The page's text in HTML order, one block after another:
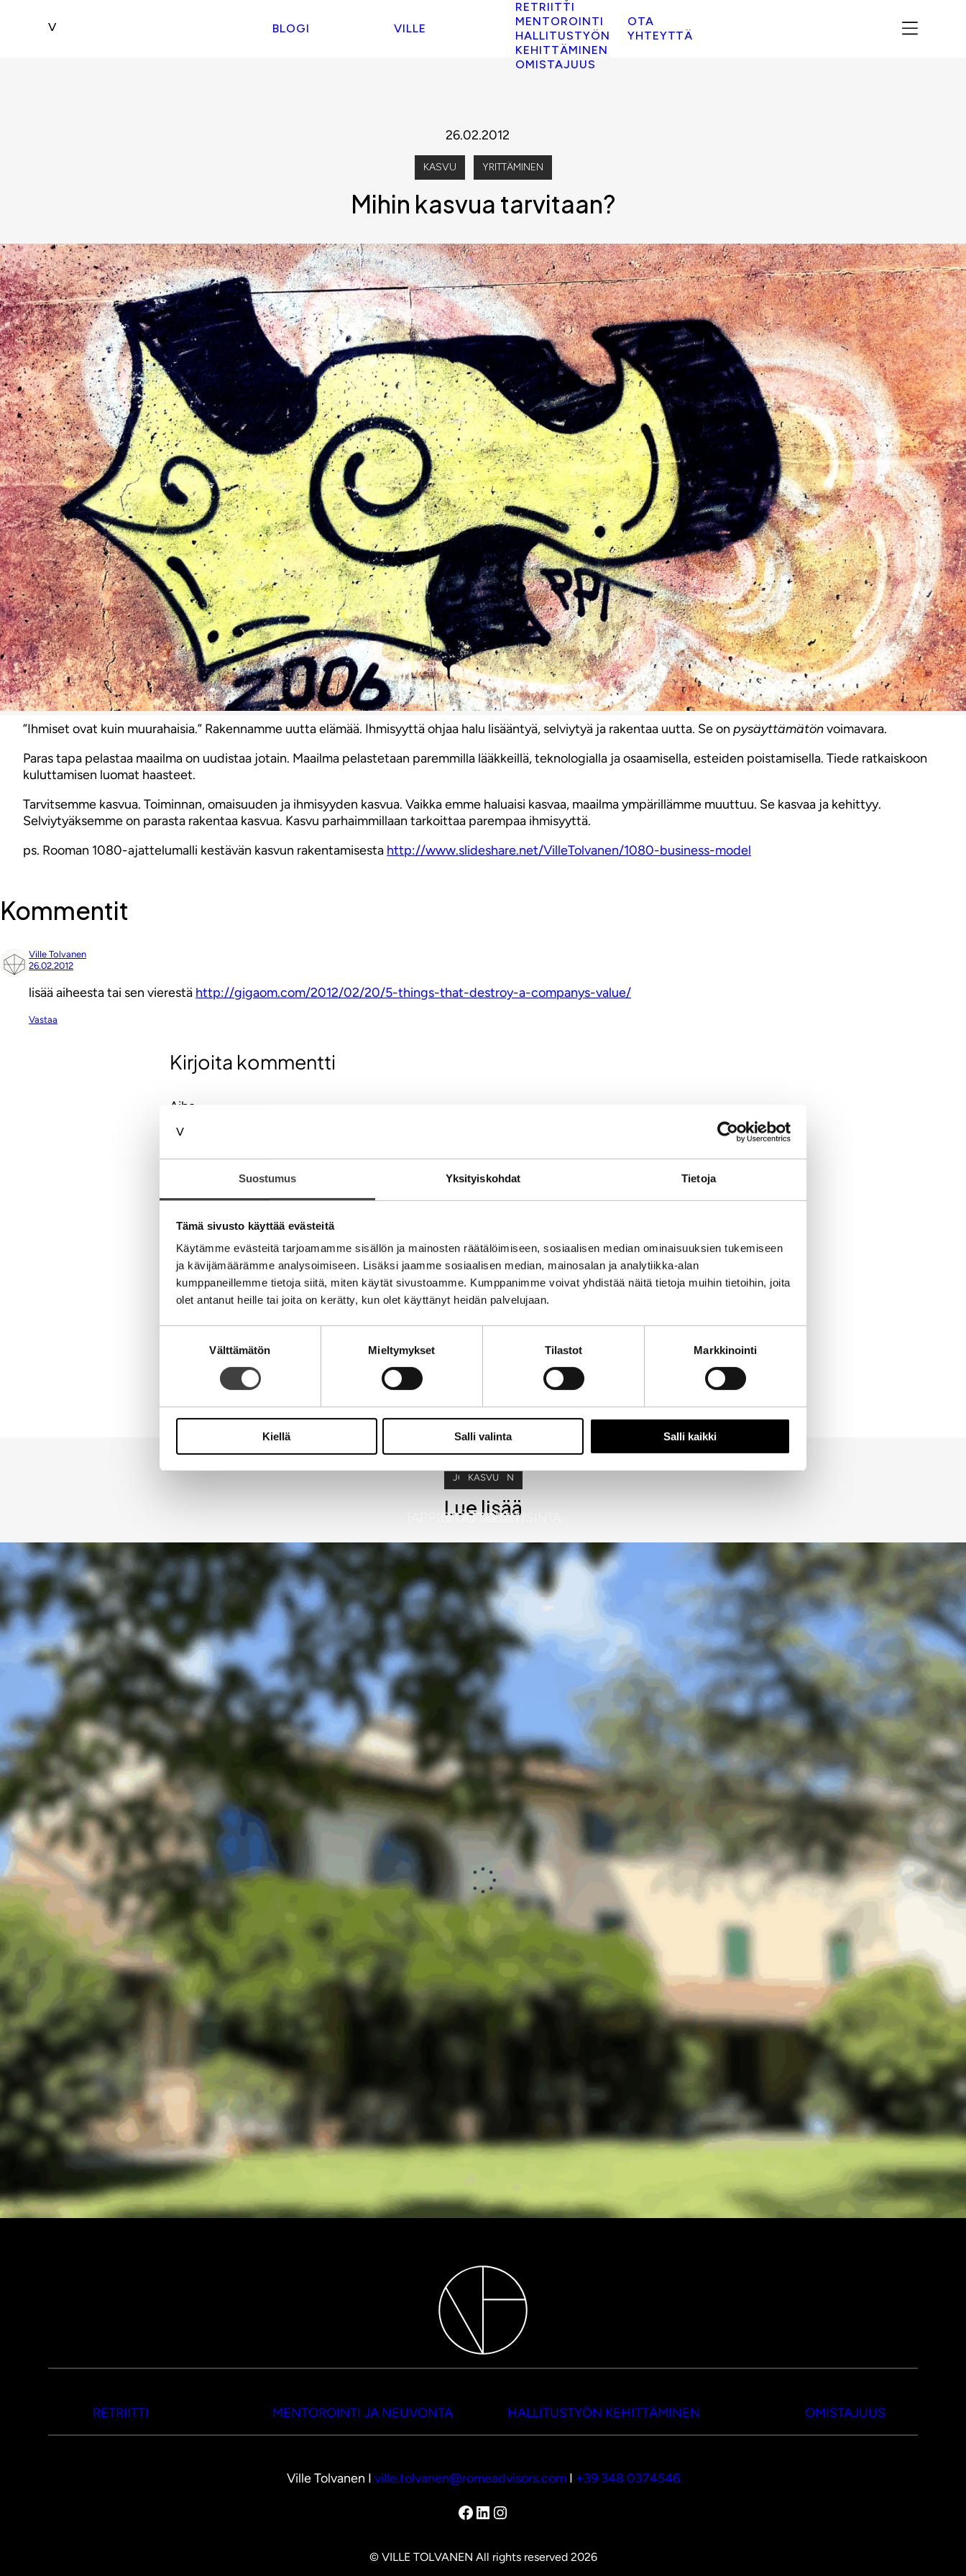
Suostumus Yksityiskohdat Tietoja
Tämä sivusto käyttää evästeitä
Käytämme evästeitä tarjoamamme sisällön ja mainosten räätälöimiseen, sosiaalisen median ominaisuuksien tukemiseen
ja kävijämäärämme analysoimiseen. Lisäksi jaamme sosiaalisen median, mainosalan ja analytiikka-alan
kumppaneillemme tietoja siitä, miten käytät sivustoamme. Kumppanimme voivat yhdistää näitä tietoja muihin tietoihin, joita
olet antanut heille tai joita on kerätty, kun olet käyttänyt heidän palvelujaan.
Välttämätön Mieltymykset Tilastot Markkinointi
Kiellä Salli valinta Salli kaikki
BLOGI VILLE
RETRIITTI
MENTOROINTI
HALLITUSTYÖN
KEHITTÄMINEN
OMISTAJUUS
OTA
YHTEYTTÄ
26.02.2012
KASVU YRITTÄMINEN
Mihin kasvua tarvitaan?
”Ihmiset ovat kuin muurahaisia.” Rakennamme uutta elämää. Ihmisyyttä ohjaa halu lisääntyä, selviytyä ja rakentaa uutta. Se on pysäyttämätönvoimavara.
Paras tapa pelastaa maailma on uudistaa jotain. Maailma pelastetaan paremmilla lääkkeillä, teknologialla ja osaamisella, esteiden poistamisella. Tiede ratkaiskoon
kuluttamisen luomat haasteet.
Tarvitsemme kasvua. Toiminnan, omaisuuden ja ihmisyyden kasvua. Vaikka emme haluaisi kasvaa, maailma ympärillämme muuttuu. Se kasvaa ja kehittyy.
Selviytyäksemme on parasta rakentaa kasvua. Kasvu parhaimmillaan tarkoittaa parempaa ihmisyyttä.
ps. Rooman 1080-ajattelumalli kestävän kasvun rakentamisesta http://www.slideshare.net/VilleTolvanen/1080-business-model
Kommentit
Ville Tolvanen
26.02.2012
lisää aiheesta tai sen vierestä http://gigaom.com/2012/02/20/5-things-that-destroy-a-companys-value/
Vastaa
Kirjoita kommentti
Aihe
Nimi
Sähköpostiosoite
Kotisivu
Lue lisää
JOHTAMINEN
PODCASTIT
KASVU
MITÄ TYÖ ON?
KASVU
TAPPIO ON TAVALLISINTA
RETRIITTI MENTOROINTI JA NEUVONTA HALLITUSTYÖN KEHITTÄMINEN OMISTAJUUS
Ville Tolvanen I ville.tolvanen@romeadvisors.comI +39 348 0374546
Facebook
LinkedIn
Instagram
© VILLE TOLVANEN All rights reserved 2026